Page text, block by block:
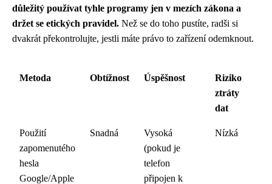
důležitý používat tyhle programy jen v mezích zákona a
držet se etických pravidel. Než se do toho pustíte, radši si
dvakrát překontrolujte, jestli máte právo to zařízení odemknout.
Metoda Obtížnost Úspěšnost
Riziko
ztráty
dat
Použití
zapomenutého
hesla
Google/Apple
Snadná
Vysoká
(pokud je
telefon
připojen k
Nízká